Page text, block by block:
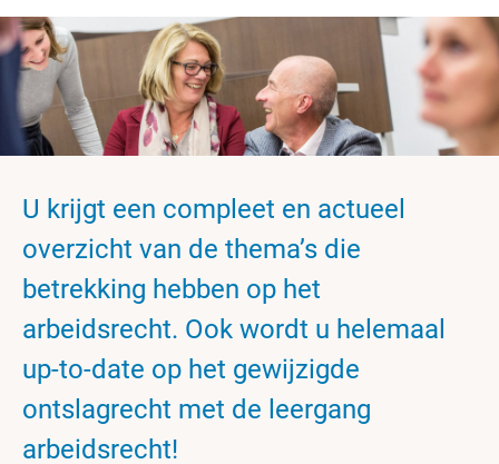
U krijgt een compleet en actueel
overzicht van de thema’s die
betrekking hebben op het
arbeidsrecht. Ook wordt u helemaal
up-to-date op het gewijzigde
ontslagrecht met de leergang
arbeidsrecht!